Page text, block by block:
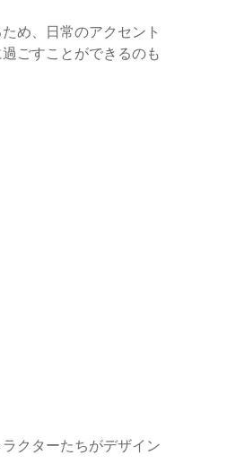
め、日常のアクセント
ごすことができるのも
クターたちがデザイン